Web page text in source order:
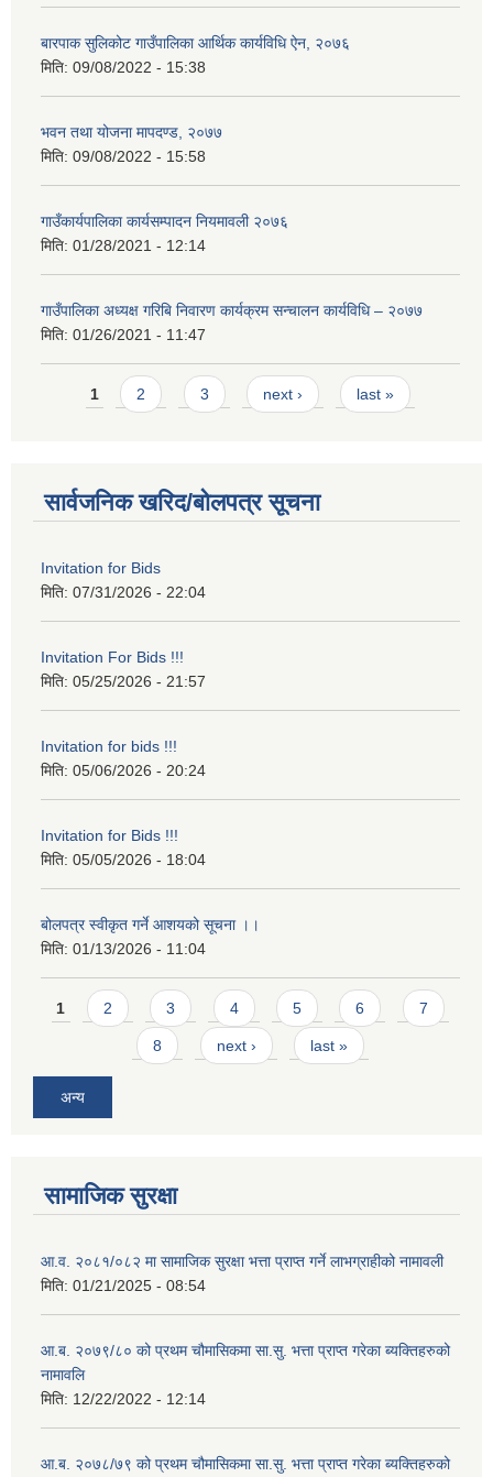
बारपाक सुलिकोट गाउँपालिका आर्थिक कार्यविधि ऐन, २०७६
मिति: 09/08/2022 - 15:38
भवन तथा योजना मापदण्ड, २०७७
मिति: 09/08/2022 - 15:58
गाउँकार्यपालिका कार्यसम्पादन नियमावली २०७६
मिति: 01/28/2021 - 12:14
गाउँपालिका अध्यक्ष गरिबि निवारण कार्यक्रम सन्चालन कार्यविधि – २०७७
मिति: 01/26/2021 - 11:47
Pages
1 2 3 next › last »
सार्वजनिक खरिद/बोलपत्र सूचना
Invitation for Bids
मिति: 07/31/2026 - 22:04
Invitation For Bids !!!
मिति: 05/25/2026 - 21:57
Invitation for bids !!!
मिति: 05/06/2026 - 20:24
Invitation for Bids !!!
मिति: 05/05/2026 - 18:04
बोलपत्र स्वीकृत गर्ने आशयको सूचना ।।
मिति: 01/13/2026 - 11:04
Pages
1 2 3 4 5 6 7
8 next › last »
अन्य
सामाजिक सुरक्षा
आ.व. २०८१/०८२ मा सामाजिक सुरक्षा भत्ता प्राप्त गर्ने लाभग्राहीको नामावली
मिति: 01/21/2025 - 08:54
आ.ब. २०७९/८० को प्रथम चौमासिकमा सा.सु. भत्ता प्राप्त गरेका ब्यक्तिहरुको
नामावलि
मिति: 12/22/2022 - 12:14
आ.ब. २०७८/७९ को प्रथम चौमासिकमा सा.सु. भत्ता प्राप्त गरेका ब्यक्तिहरुको